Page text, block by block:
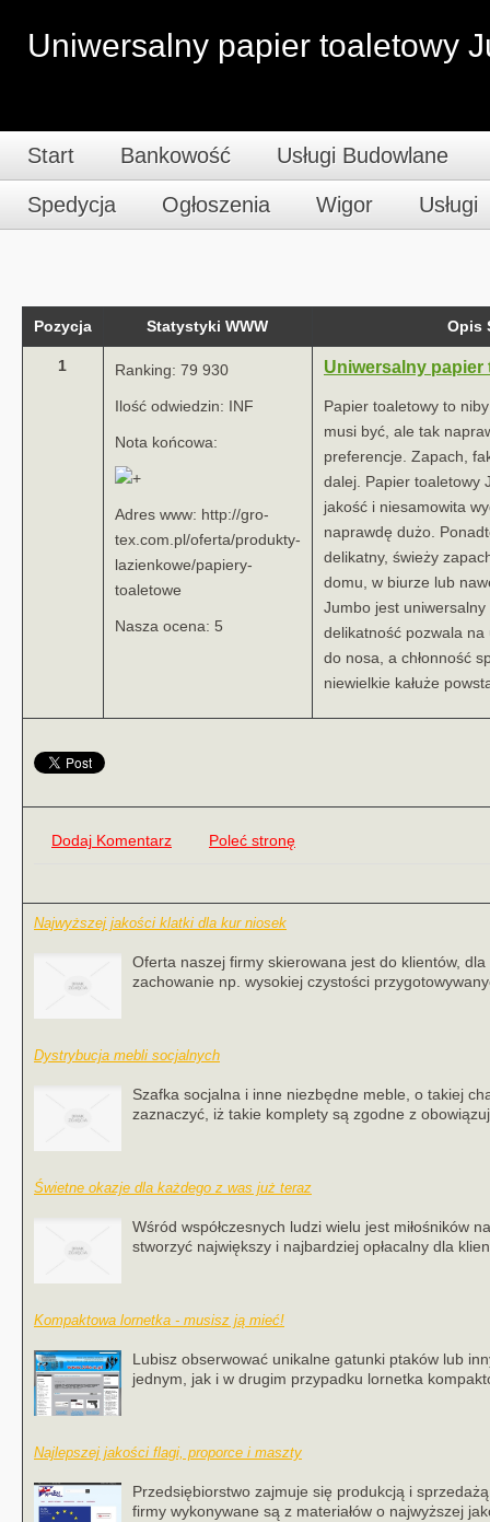
Uniwersalny papier toaletowy
Start Bankowość Usługi Budowlane
Spedycja Ogłoszenia Wigor Usługi
Pozycja Statystyki WWW Opis
1 Ranking: 79 930
Ilość odwiedzin: INF
Nota końcowa:
Adres www: http://gro-
tex.com.pl/oferta/produkty-
lazienkowe/papiery-
toaletowe
Nasza ocena: 5
Uniwersalny
Papier toaletowy to
musi być, ale tak
preferencje. Zapach,
dalej. Papier toaletowy
jakość i niesamowita
naprawdę dużo.
delikatny, świeży
domu, w biurze lub
Jumbo jest
delikatność pozwala
do nosa, a chłonność
niewielkie kałuże
Dodaj Komentarz Poleć stronę
Najwyższej jakości klatki dla kur niosek
Oferta naszej firmy skierowana jest do klientów,
zachowanie np. wysokiej czystości
Dystrybucja mebli socjalnych
Szafka socjalna i inne niezbędne meble, o takiej
zaznaczyć, iż takie komplety są zgodne z
Świetne okazje dla każdego z was już teraz
Wśród współczesnych ludzi wielu jest miłośników
stworzyć największy i najbardziej opłacalny dla
Kompaktowa lornetka - musisz ją mieć!
Lubisz obserwować unikalne gatunki ptaków lub
jednym, jak i w drugim przypadku lornetka
Najlepszej jakości flagi, proporce i maszty
Przedsiębiorstwo zajmuje się produkcją i
firmy wykonywane są z materiałów o najwyższej